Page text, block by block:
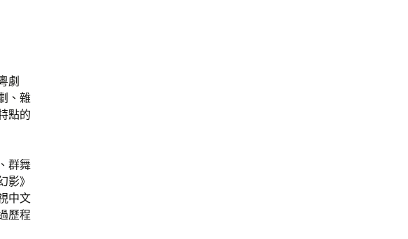
劇
、雜
點的
群舞
影》
中文
歷程